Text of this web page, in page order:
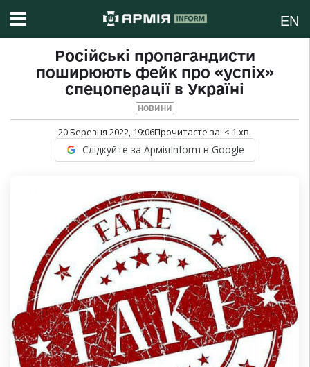
EN
Російські пропагандисти
поширюють фейк про «успіх»
спецоперації в Україні
НОВИНИ
20 Березня 2022, 19:06Прочитаєте за: < 1 хв.
Слідкуйте за АрміяInform в Google